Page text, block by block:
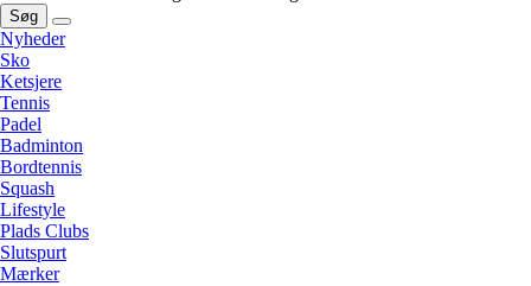
Søg
Nyheder
Sko
Ketsjere
Tennis
Padel
Badminton
Bordtennis
Squash
Lifestyle
Plads Clubs
Slutspurt
Mærker